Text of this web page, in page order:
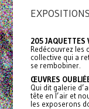
EXPOSITIONS
205 JAQUETTES
Redécouvrez les
collective qui a
se rembobiner.
ŒUVRES
Qui dit galerie
tête en l’air et
les exposerons